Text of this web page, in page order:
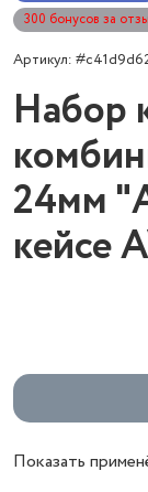
300 бонусов за
Артикул:
Набор
24мм
кейсе
Показать